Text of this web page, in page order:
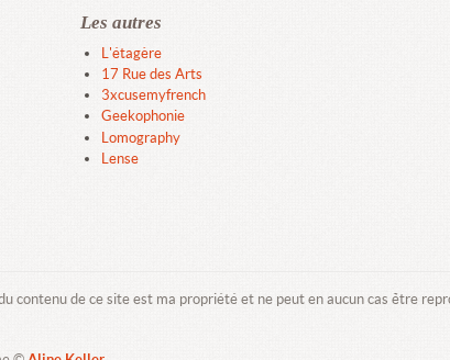
Les autres
L'étagère
17 Rue des Arts
3xcusemyfrench
Geekophonie
Lomography
Lense
contenu de ce site est ma propriété et ne peut en aucun cas être